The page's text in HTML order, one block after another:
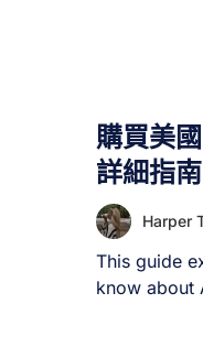
購買美
詳細指南
Harper
This guide
know about